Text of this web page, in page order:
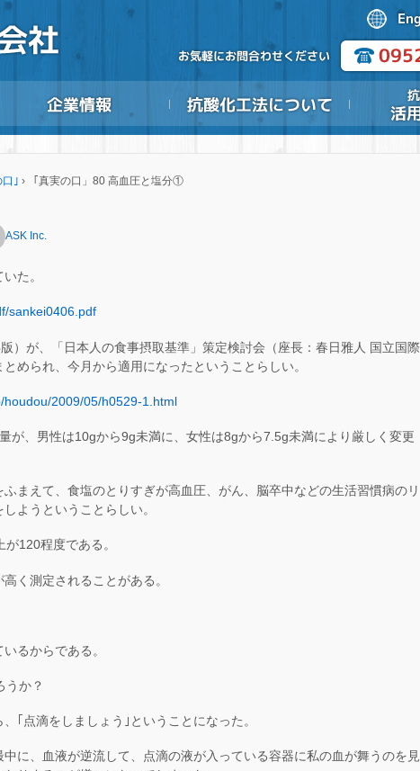
｣ › 「真実の口」80 高血圧と塩分①
ASK Inc.
た。
sankei0406.pdf
）が、「日本人の食事摂取基準」策定検討会（座長：春日雅人 国立国際
められ、今月から適用になったということらしい。
houdou/2009/05/h0529-1.html
が、男性は10gから9g未満に、女性は8gから7.5g未満により厳しく変更
まえて、食塩のとりすぎが高血圧、がん、脳卒中などの生活習慣病のリ
ようということらしい。
120程度である。
く測定されることがある。
るからである。
うか？
｢点滴をしましょう｣ということになった。
に、血液が逆流して、点滴の液が入っている容器に私の血が舞うのを見